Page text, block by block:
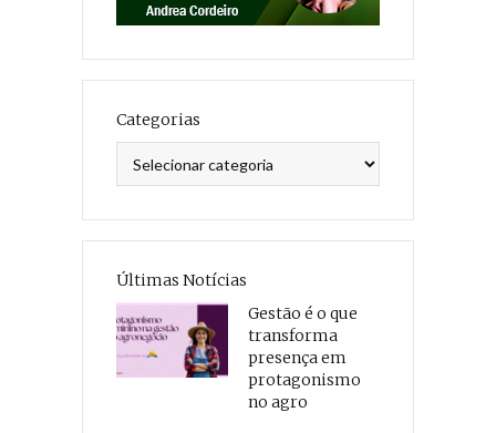
Categorias
Últimas Notícias
Gestão é o que
transforma
presença em
protagonismo
no agro